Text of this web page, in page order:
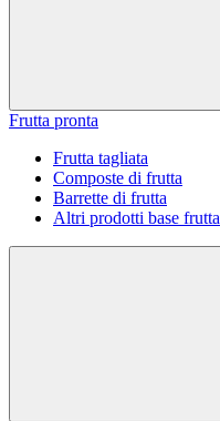
Frutta pronta
Frutta tagliata
Composte di frutta
Barrette di frutta
Altri prodotti base frutta